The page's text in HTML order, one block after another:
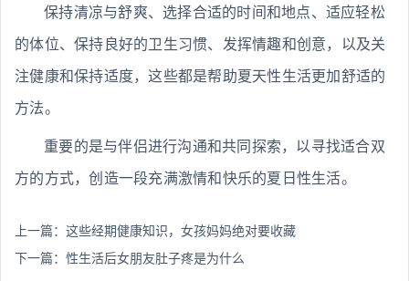
保持清凉与舒爽、选择合适的时间和地点、适应轻松
的体位、保持良好的卫生习惯、发挥情趣和创意，以及关
注健康和保持适度，这些都是帮助夏天性生活更加舒适的
方法。
重要的是与伴侣进行沟通和共同探索，以寻找适合双
方的方式，创造一段充满激情和快乐的夏日性生活。
上一篇： 这些经期健康知识，女孩妈妈绝对要收藏
下一篇： 性生活后女朋友肚子疼是为什么